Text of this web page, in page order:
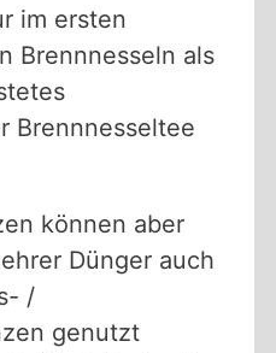
im ersten
Brennnesseln als
Brennnesseltee
können aber
Dünger auch
/
genutzt